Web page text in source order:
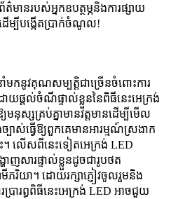
នរបស់អ្នកឧបត្ថម្ភនិងការផ្សាយ
ដើម្បីបង្កើតប្រាក់ចំណូល!
ាំមកនូវគុណសម្បត្តិជាច្រើនចំពោះការ
យផ្តល់ចំណីផ្ទាល់ខ្លួននៃពិធីនេះអេក្រង់
នុស្សគ្រប់គ្នាមានវត្តមានដើម្បីមើល
ស់ធ្វើឱ្យពួកគេមានអារម្មណ៍ស្រងាក
ះ។ លើសពីនេះទៀតអេក្រង់ LED
ហាញសារផ្ទាល់ខ្លួនដូចជារូបថត
រិយា។ ដោយរក្សាភ្ញៀវចូលរួមនិង
រារព្ធពិធីនេះអេក្រង់ LED អាចជួយ